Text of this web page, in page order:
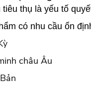
thụ là yếu tố
có nhu cầu ổn
châu Âu